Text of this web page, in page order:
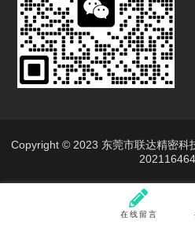
行业动态 INDUSTRY DYNAMICS
Copyright © 2023 东莞市联达精密科
在线留言